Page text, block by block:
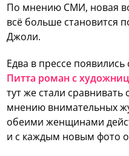
По мнению СМИ, новая
всё больше становится
Джоли.
Едва в прессе
Питта роман с
тут же стали
мнению внимательных
обеими женщинами
и с каждым новым фото